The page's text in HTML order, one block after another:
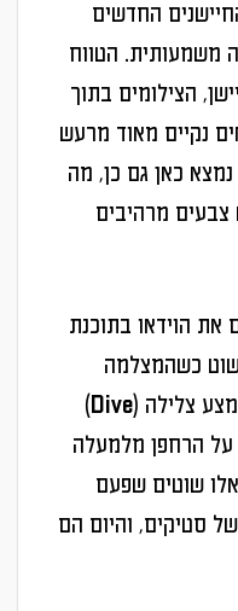
החדשים
משמעותית. הטווח
הצילומים בתוך
נקיים מאוד מרעש
של DJI נמצא כאן גם כן, מה
צבעים מרהיבים
את הוידאו בתוכנת
כשהמצלמה
מסתכלת קדימה על הנוף, ובאמצע צלילה (Dive)
הרחפן מלמעלה
שוטים שפעם
של סטיקים, והיום הם